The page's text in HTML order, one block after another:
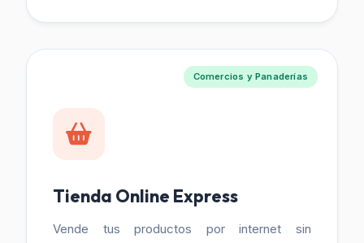
Comercios y Panaderías
Tienda Online Express
Vende tus productos por internet sin